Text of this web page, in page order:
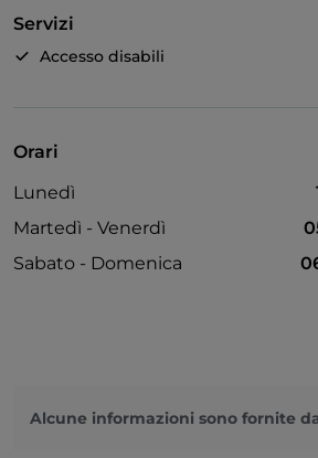
Servizi
Accesso disabili
Orari
Lunedì
Martedì - Venerdì
Sabato - Domenica
Alcune informazioni sono fornite